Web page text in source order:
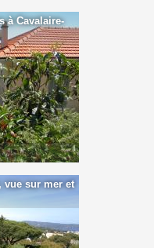
à Cavalaire-
vue sur mer et